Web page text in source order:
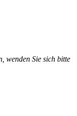
wenden Sie sich bitte